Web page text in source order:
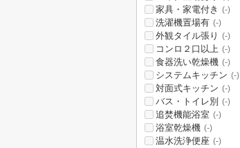
家具・家電付き (-)
洗濯機置場有 (-)
外観タイル張り (-)
コンロ２口以上 (-)
食器洗い乾燥機 (-)
システムキッチン (-)
対面式キッチン (-)
バス・トイレ別 (-)
追焚機能浴室 (-)
浴室乾燥機 (-)
温水洗浄便座 (-)